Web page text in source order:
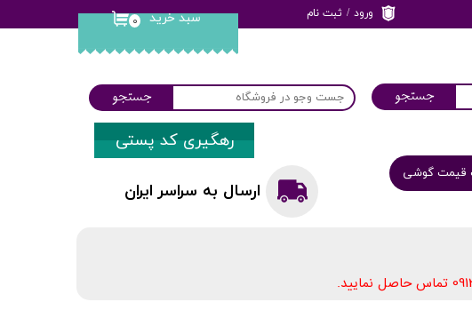
۰ سبد خرید ورود / ثبت نام
سفارشات
قیمت گوشی
جستجو جستجو
ارسال به سراسر ایران
رهگیری کد پستی
تماس حاصل نمایید.